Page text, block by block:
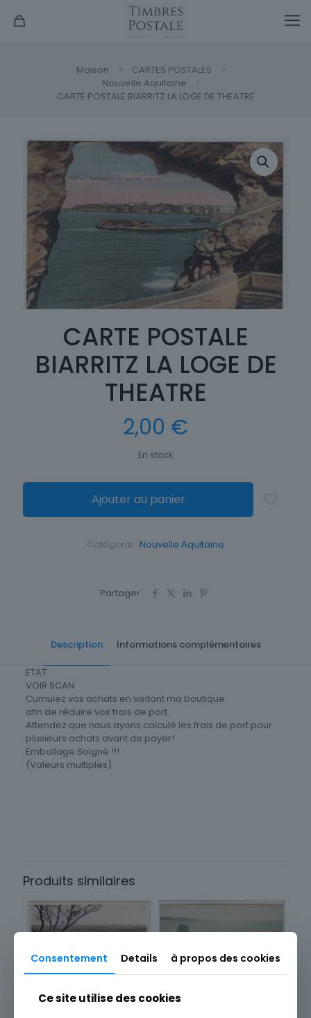
Maison
CARTES POSTALES
Nouvelle Aquitaine
CARTE POSTALE BIARRITZ LA LOGE DE THEATRE
CARTE POSTALE
BIARRITZ LA LOGE DE
THEATRE
2,00 €
En stock
Ajouter au panier
Catégorie : Nouvelle Aquitaine
Partager
Description Informations complémentaires
ETAT
VOIR SCAN
Cumulez vos achats en visitant ma boutique
afin de réduire vos frais de port.
Attendez que nous ayons calculé les frais de port pour
plusieurs achats avant de payer!
Emballage Soigné !!!
(Valeurs multiples)
Origine
France
Thème
Sous-thème
Produits similaires
CARTE POSTALE AGEN VUE
CARTE POSTALE HENDAYE
Consentement Details à propos des cookies
Ce site utilise des cookies